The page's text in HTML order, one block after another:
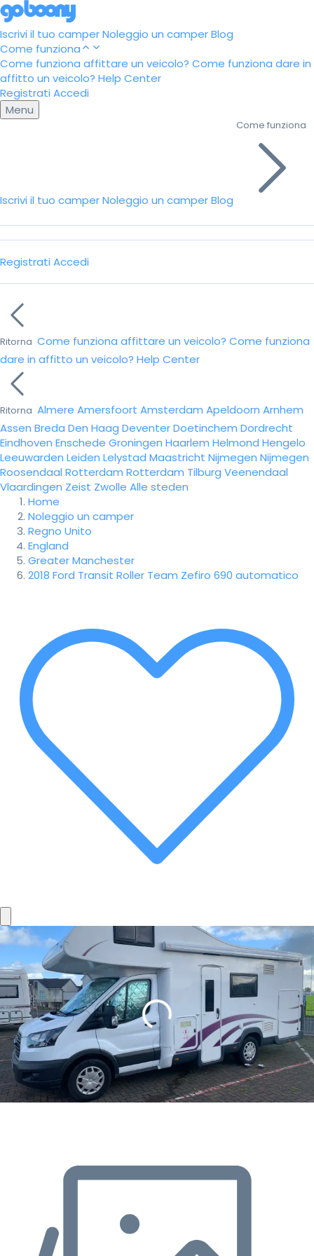
Iscrivi il tuo camperNoleggio un camperBlog
Come funziona
Come funziona affittare un veicolo? Come funziona dare in
affitto un veicolo? Help Center
Registrati Accedi
Menu
Iscrivi il tuo camperNoleggio un camperBlog
Come funziona
Registrati Accedi
Ritorna Come funziona affittare un veicolo? Come funziona
dare in affitto un veicolo? Help Center
Ritorna Almere Amersfoort Amsterdam Apeldoorn Arnhem
Assen Breda Den Haag DeventerDoetinchem Dordrecht
Eindhoven Enschede Groningen Haarlem Helmond Hengelo
Leeuwarden Leiden Lelystad Maastricht Nijmegen Nijmegen
Roosendaal Rotterdam Rotterdam Tilburg Veenendaal
Vlaardingen Zeist Zwolle Alle steden
Home
Noleggio un camper
Regno Unito
England
Greater Manchester
2018 Ford Transit Roller Team Zefiro 690 automatico